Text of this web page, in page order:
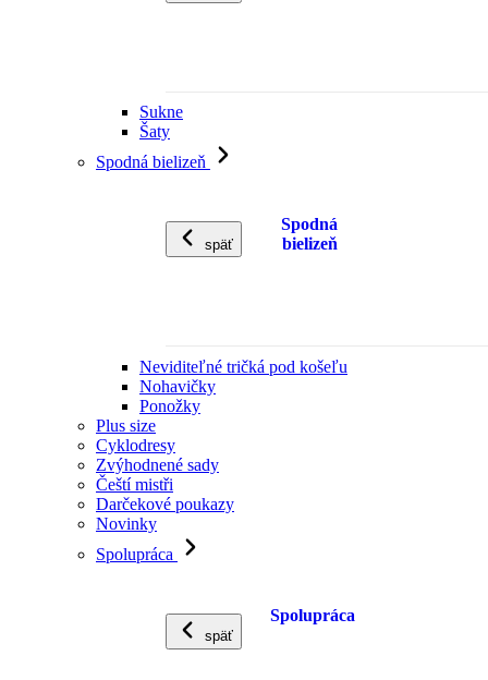
Sukne
Šaty
Spodná bielizeň
späť
Spodná
bielizeň
Neviditeľné tričká pod košeľu
Nohavičky
Ponožky
Plus size
Cyklodresy
Zvýhodnené sady
Čeští mistři
Darčekové poukazy
Novinky
Spolupráca
späť
Spolupráca